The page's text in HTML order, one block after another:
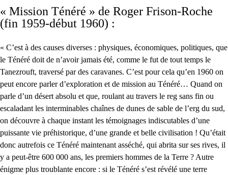
« Mission Ténéré » de Roger Frison-Roche
(fin 1959-début 1960) :
« C’est à des causes diverses : physiques, économiques, politiques, que
le Ténéré doit de n’avoir jamais été, comme le fut de tout temps le
Tanezrouft, traversé par des caravanes. C’est pour cela qu’en 1960 on
peut encore parler d’exploration et de mission au Ténéré… Quand on
parle d’un désert absolu et que, roulant au travers le reg sans fin ou
escaladant les interminables chaînes de dunes de sable de l’erg du sud,
on découvre à chaque instant les témoignages indiscutables d’une
puissante vie préhistorique, d’une grande et belle civilisation ! Qu’était
donc autrefois ce Ténéré maintenant asséché, qui abrita sur ses rives, il
y a peut-être 600 000 ans, les premiers hommes de la Terre ? Autre
énigme plus troublante encore : si le Ténéré s’est révélé une terre